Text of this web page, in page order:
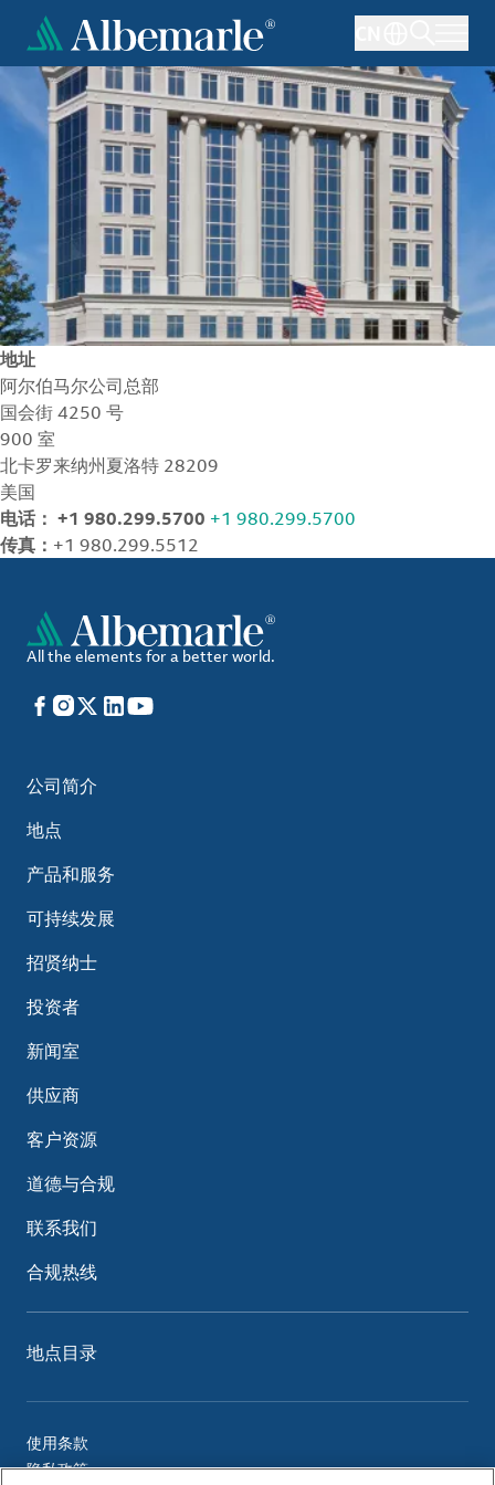
到
要
容
地址
阿尔伯马尔公司总部
国会街 4250 号
900 室
北卡罗来纳州夏洛特 28209
美国
电话： +1 980.299.5700 +1 980.299.5700
传真： +1 980.299.5512
All the elements for a better world.
Facebook
Instagram
X LinkedIn
YouTube
公司简介
地点
产品和服务
可持续发展
招贤纳士
投资者
新闻室
供应商
客户资源
道德与合规
联系我们
合规热线
地点目录
使用条款
隐私政策